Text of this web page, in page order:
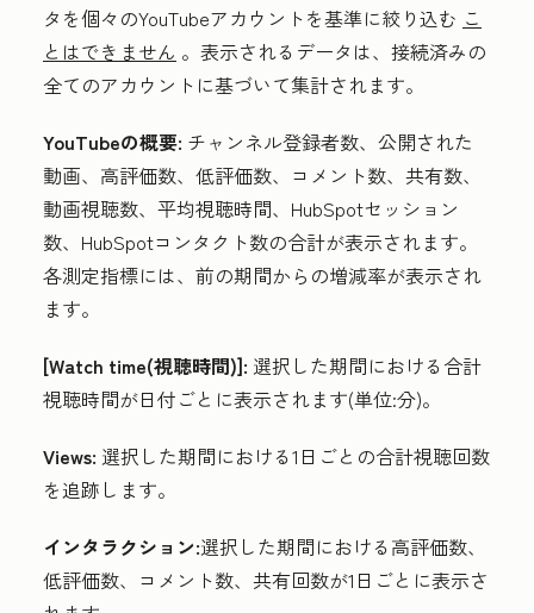
タを個々のYouTubeアカウントを基準に絞り込む こ
とはできません 。表示されるデータは、接続済みの
全てのアカウントに基づいて集計されます。
YouTubeの概要: チャンネル登録者数、公開された
動画、高評価数、低評価数、コメント数、共有数、
動画視聴数、平均視聴時間、HubSpotセッション
数、HubSpotコンタクト数の合計が表示されます。
各測定指標には、前の期間からの増減率が表示され
ます。
[Watch time(視聴時間)]: 選択した期間における合計
視聴時間が日付ごとに表示されます(単位:分)。
Views: 選択した期間における1日ごとの合計視聴回数
を追跡します。
インタラクション:選択した期間における高評価数、
低評価数、コメント数、共有回数が1日ごとに表示さ